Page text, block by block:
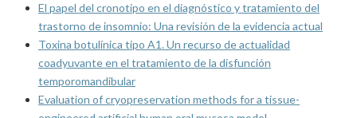
El papel del cronotipo en el diagnóstico y tratamiento del
trastorno de insomnio: Una revisión de la evidencia actual
Toxina botulínica tipo A1. Un recurso de actualidad
coadyuvante en el tratamiento de la disfunción
temporomandibular
Evaluation of cryopreservation methods for a tissue-